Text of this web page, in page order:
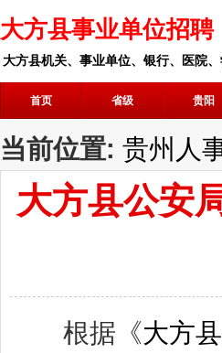
大方县事业单位招聘
大方县机关、事业单位、银行、医院
首页 省级 贵阳
当前位置: 贵州人
大方县公安
根据《大方县